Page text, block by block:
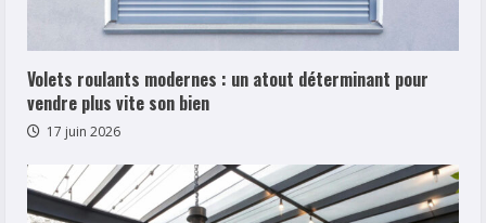
Volets roulants modernes : un atout déterminant pour
vendre plus vite son bien
17 juin 2026